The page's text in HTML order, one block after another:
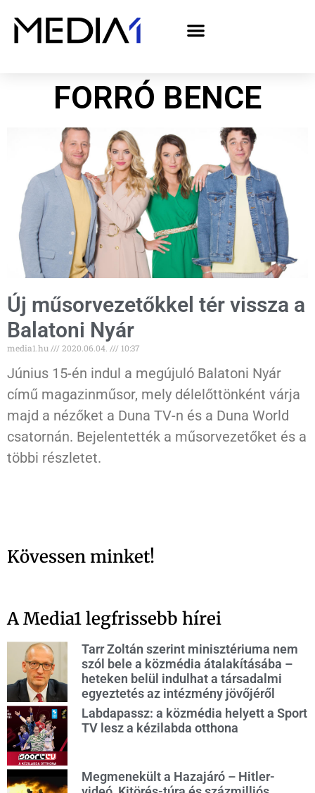
FORRÓ BENCE
Új műsorvezetőkkel tér vissza a
Balatoni Nyár
media1.hu 2020.06.04. 10:37
Június 15-én indul a megújuló Balatoni Nyár
című magazinműsor, mely délelőttönként várja
majd a nézőket a Duna TV-n és a Duna World
csatornán. Bejelentették a műsorvezetőket és a
többi részletet.
Kövessen minket!
A Media1 legfrissebb hírei
Tarr Zoltán szerint minisztériuma nem
szól bele a közmédia átalakításába –
heteken belül indulhat a társadalmi
egyeztetés az intézmény jövőjéről
Labdapassz: a közmédia helyett a Sport
TV lesz a kézilabda otthona
Megmenekült a Hazajáró – Hitler-